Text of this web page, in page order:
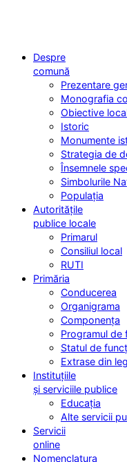
Despre
comună
Prezentare
Monografia
Obiective
Istoric
Monumente
Strategia de
Însemnele
Simbolurile
Populația
Autoritățile
publice locale
Primarul
Consiliul local
RUTI
Primăria
Conducerea
Organigrama
Componența
Programul de
Statul de
Extrase din
Instituțiile
și serviciile publice
Educația
Alte servicii
Servicii
online
Nomenclatura